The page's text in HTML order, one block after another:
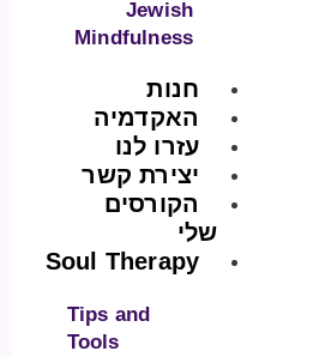
Jewish
Mindfulness
חנות
האקדמיה
עזרו לנו
יצירת קשר
הקורסים
שלי
Soul Therapy
Tips and
Tools